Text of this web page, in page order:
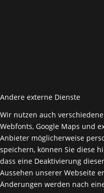
Andere externe Dienste
Wir nutzen auch
Webfonts, Google Maps und
Anbieter möglicherweise
speichern, können Sie diese
dass eine Deaktivierung
Aussehen unserer Webseite
Änderungen werden nach